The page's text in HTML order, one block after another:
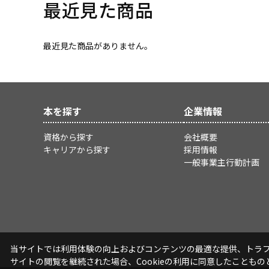
最近見た商品
最近見た商品がありません。
本を探す
資格から探す
キャリアから探す
企業情報
会社概要
採用情報
一般事業主行動計画
当サイトでは利用体験の向上およびコンテンツの最適な提供、ト
サイトの閲覧を継続された場合、Cookieの利用に同意したこともの